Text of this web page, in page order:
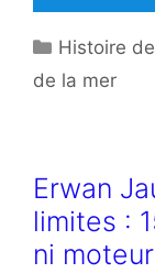
Catégories
Histoire
de la mer
Erwan
limites :
ni moteur